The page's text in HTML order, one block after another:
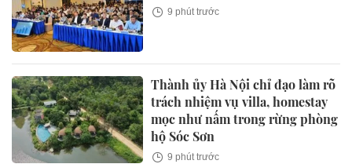
9 phút trước
Thành ủy Hà Nội chỉ đạo làm rõ
trách nhiệm vụ villa, homestay
mọc như nấm trong rừng phòng
hộ Sóc Sơn
9 phút trước